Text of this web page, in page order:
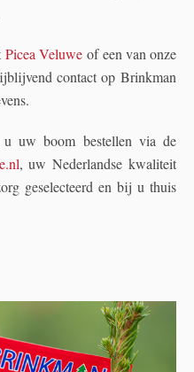
Picea Veluwe of een van onze
contact op Brinkman
uw boom bestellen via de
, uw Nederlandse kwaliteit
geselecteerd en bij u thuis